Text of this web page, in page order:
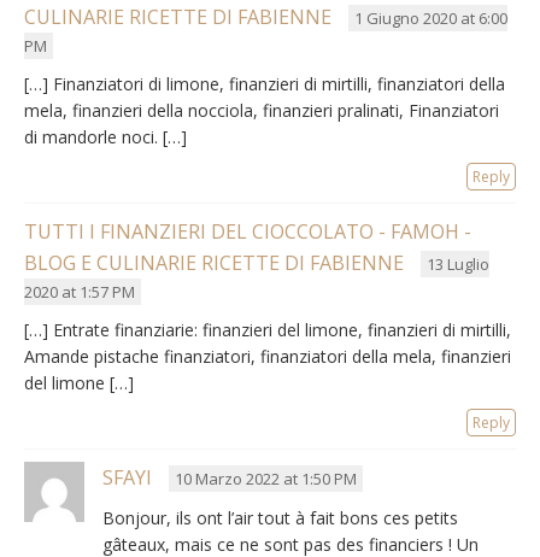
CULINARIE RICETTE DI FABIENNE
1 Giugno 2020 at 6:00
PM
[…] Finanziatori di limone, finanzieri di mirtilli, finanziatori della
mela, finanzieri della nocciola, finanzieri pralinati, Finanziatori
di mandorle noci. […]
Reply
TUTTI I FINANZIERI DEL CIOCCOLATO - FAMOH -
BLOG E CULINARIE RICETTE DI FABIENNE
13 Luglio
2020 at 1:57 PM
[…] Entrate finanziarie: finanzieri del limone, finanzieri di mirtilli,
Amande pistache finanziatori, finanziatori della mela, finanzieri
del limone […]
Reply
SFAYI 10 Marzo 2022 at 1:50 PM
Bonjour, ils ont l’air tout à fait bons ces petits
gâteaux, mais ce ne sont pas des financiers ! Un